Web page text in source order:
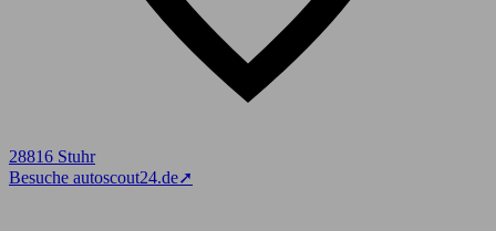
28816 Stuhr
Besuche autoscout24.de➚